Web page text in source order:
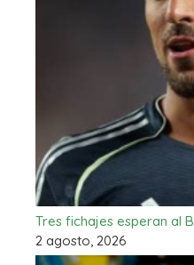
Tres fichajes esperan al
2 agosto, 2026